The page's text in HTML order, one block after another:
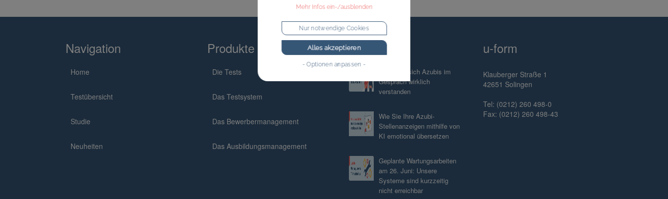
Navigation
Home
Testübersicht
Studie
Neuheiten
Produkte
Die Tests
Das Testsystem
Das Bewerbermanagement
Das Ausbildungsmanagement
Blog
So fühlen sich Azubis im
Gespräch wirklich
verstanden
Wie Sie Ihre Azubi-
Stellenanzeigen mithilfe von
KI emotional übersetzen
Geplante Wartungsarbeiten
am 26. Juni: Unsere
Systeme sind kurzzeitig
nicht erreichbar
u-form
Klauberger Straße 1
42651 Solingen
Tel: (0212) 260 498-0
Fax: (0212) 260 498-43
Mehr Infos ein-/ausblenden
Nur notwendige Cookies
Alles akzeptieren
- Optionen anpassen -